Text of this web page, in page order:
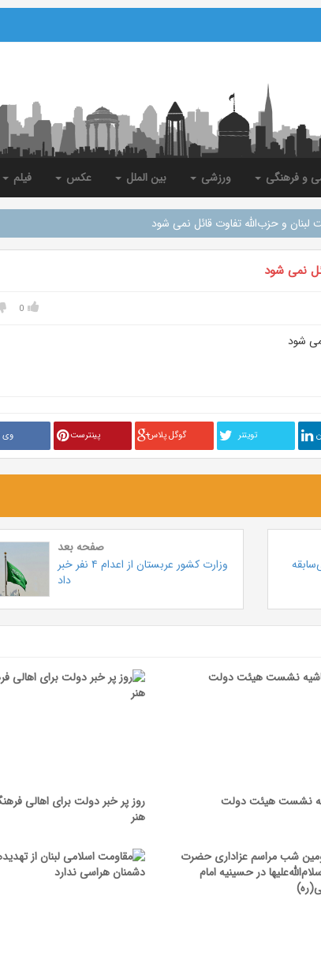
و فرهنگی ورزشی بین الملل عکس فیلم
لبنان و حزب‌الله تفاوت قائل نمی شود
نمی شود
0
تويتنر گوگل پلاس پینترست وی
صفحه بعد
وزارت کشور عربستان از اعدام ۴ نفر خبر
داد
نشست هیئت دولت
روز پر خبر دولت برای اهالی
هنر